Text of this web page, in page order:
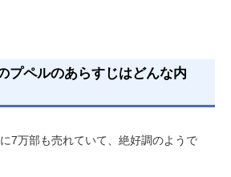
プペルのあらすじはどんな内
7万部も売れていて、絶好調のようで